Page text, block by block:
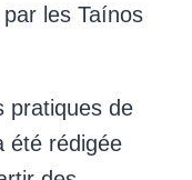
par les Taínos
pratiques de
été rédigée